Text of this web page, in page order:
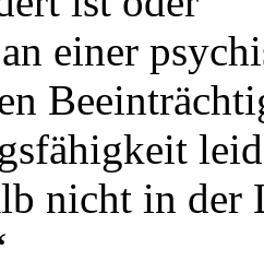
nicht in der